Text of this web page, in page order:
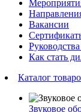
Вакансии
Как стать
Каталог
Звуковое